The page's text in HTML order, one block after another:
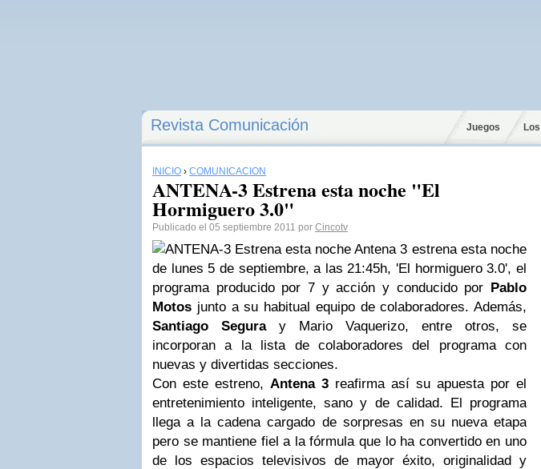
Revista Comunicación Juegos
INICIO › COMUNICACIÓN
ANTENA-3 Estrena esta noche "El
Hormiguero 3.0"
Publicado el 05 septiembre 2011 por Cincotv
Antena 3 estrena esta noche
de lunes 5 de septiembre, a las 21:45h, 'El hormiguero 3.0', el
programa producido por 7 y acción y conducido por Pablo
Motos junto a su habitual equipo de colaboradores. Además,
Santiago Seguray Mario Vaquerizo, entre otros, se
incorporan a la lista de colaboradores del programa con
nuevas y divertidas secciones.
Con este estreno, Antena 3 reafirma así su apuesta por el
entretenimiento inteligente, sano y de calidad. El programa
llega a la cadena cargado de sorpresas en su nueva etapa
pero se mantiene fiel a la fórmula que lo ha convertido en uno
de los espacios televisivos de mayor éxito, originalidad y